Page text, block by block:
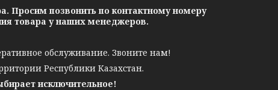
Просим позвонить по контактному номеру
товара у наших менеджеров.
обслуживание. Звоните нам!
Республики Казахстан.
исключительное!